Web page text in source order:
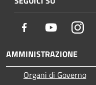
Facebook Youtube
AMMINISTRAZIONE
Organi di Governo